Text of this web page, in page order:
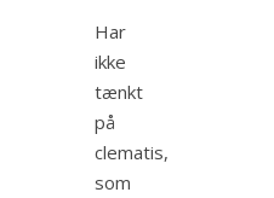
Har
ikke
tænkt
på
clematis,
som